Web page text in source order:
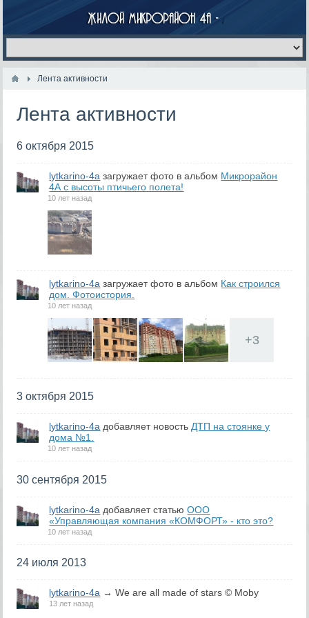
Лента активности
Лента активности
6 октября 2015
lytkarino-4a загружает фото в альбом Микрорайон
4А с высоты птичьего полета!
10 лет назад
lytkarino-4a загружает фото в альбом Как строился
дом. Фотоистория.
10 лет назад
+3
3 октября 2015
lytkarino-4a добавляет новостьДТП на стоянке у
дома №1.
10 лет назад
30 сентября 2015
lytkarino-4a добавляет статьюООО
«Управляющая компания «КОМФОРТ» - кто это?
10 лет назад
24 июля 2013
lytkarino-4a → We are all made of stars © Moby
13 лет назад